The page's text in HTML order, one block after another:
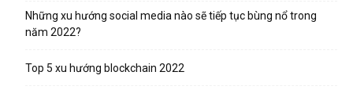
Những xu hướng social media nào sẽ tiếp tục bùng nổ trong
năm 2022?
Top 5 xu hướng blockchain 2022